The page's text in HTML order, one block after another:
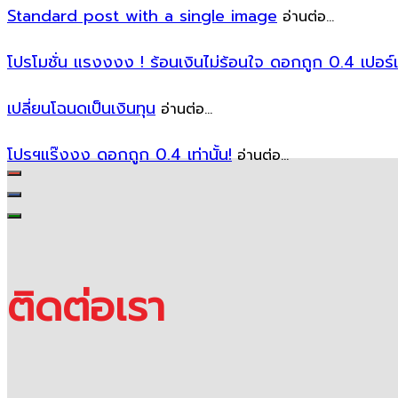
Standard post with a single image อ่านต่อ...
โปรโมชั่น แรงงงง ! ร้อนเงินไม่ร้อนใจ ดอกถูก 0.4 เปอ
เปลี่ยนโฉนดเป็นเงินทุน อ่านต่อ...
โปรฯแร๊งงง ดอกถูก 0.4 เท่านั้น! อ่านต่อ...
ติดต่อเรา